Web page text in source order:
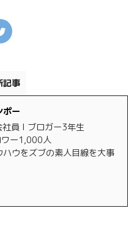
記事
ポー
員 l ブロガー3年生
ー1,000人
ハウをズブの素人目線を大事